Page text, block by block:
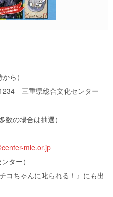
ら）
三重県総合文化センター
の場合は抽選）
mie.or.jp
ター）
コちゃんに叱られる！』にも出